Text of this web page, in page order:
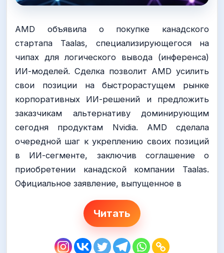
AMD объявила о покупке канадского
стартапа Taalas, специализирующегося на
чипах для логического вывода (инференса)
ИИ-моделей. Сделка позволит AMD усилить
свои позиции на быстрорастущем рынке
корпоративных ИИ-решений и предложить
заказчикам альтернативу доминирующим
сегодня продуктам Nvidia. AMD сделала
очередной шаг к укреплению своих позиций
в ИИ-сегменте, заключив соглашение о
приобретении канадской компании Taalas.
Официальное заявление, выпущенное в
Читать